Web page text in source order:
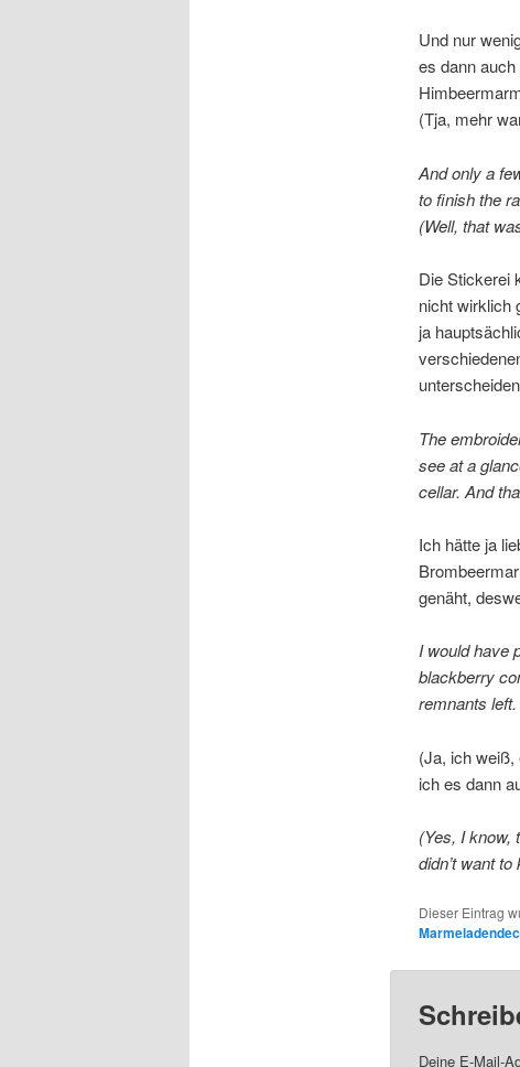
Und nur
es dann
(Tja, mehr
And only a
to finish the
(Well, that
Die Stickerei
nicht wirklich
ja
The
see at a
cellar. And
Ich hätte ja
genäht,
I would have
blackberry
remnants left.
(Ja, ich
ich es dann
(Yes, I know,
didn’t want
Dieser Eintrag
Deine E-Mail-